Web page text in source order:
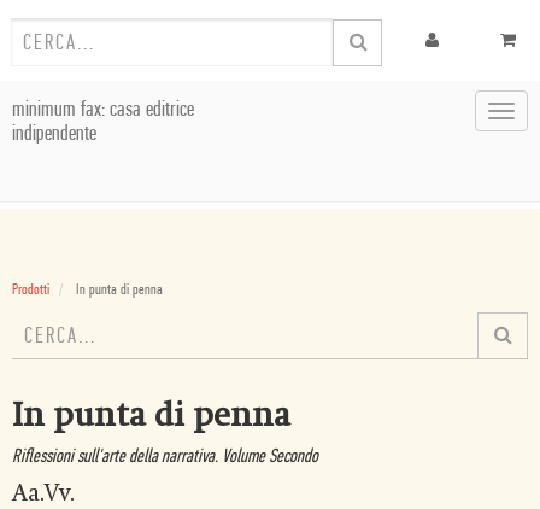
minimum fax: casa editrice
indipendente
Prodotti In punta di penna
In punta di penna
Riflessioni sull'arte della narrativa. Volume Secondo
Aa.Vv.